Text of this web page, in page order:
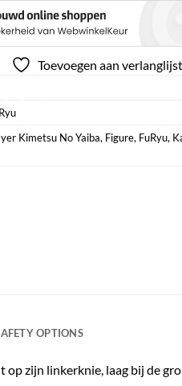
Toevoegen aan verlanglijst
Kimetsu No Yaiba, Figure, FuRyu,
OPTIONS
zijn linkerknie, laag bij de